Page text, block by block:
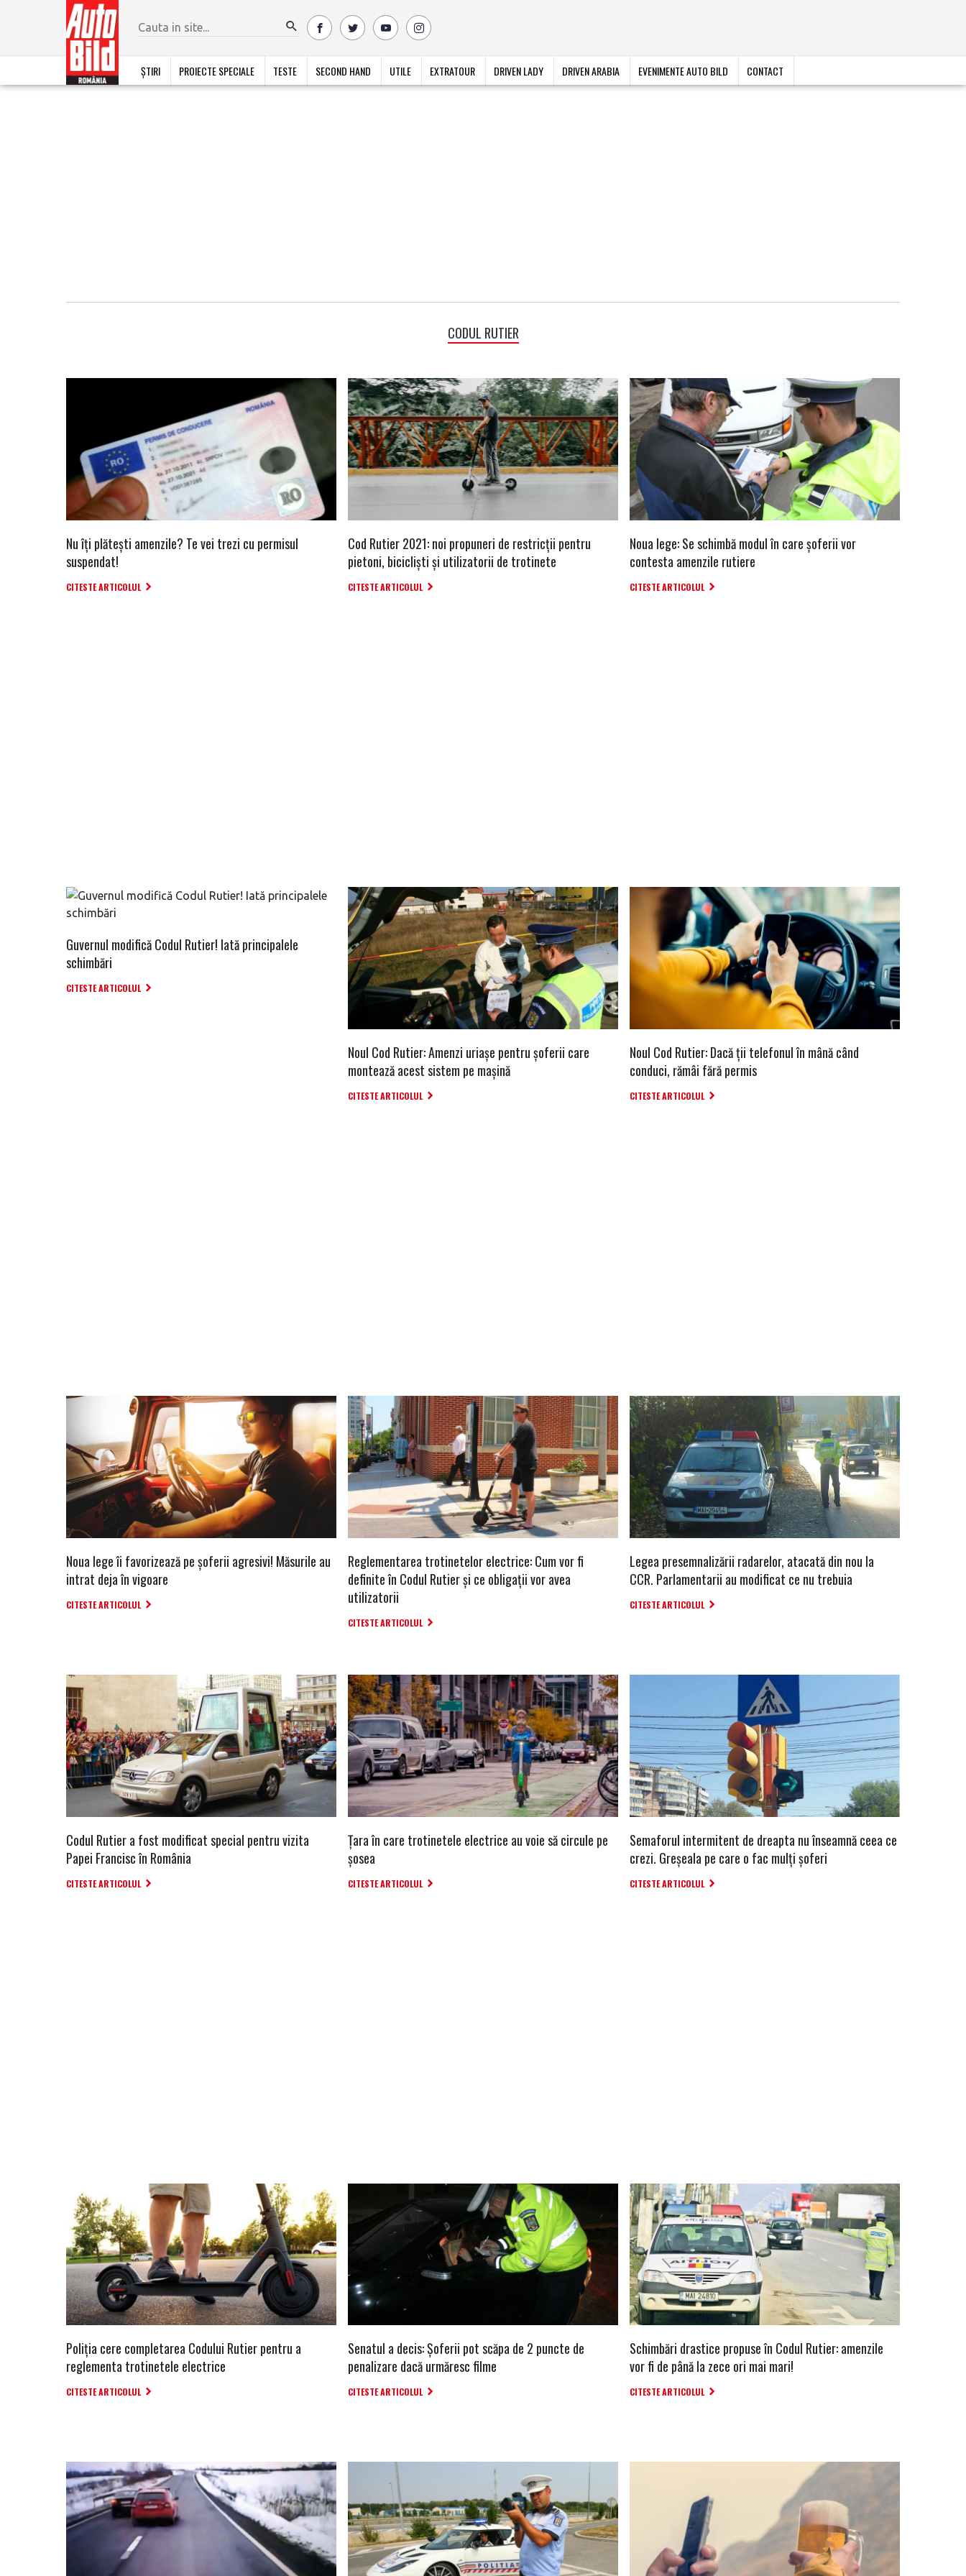
ȘTIRI PROIECTE SPECIALE TESTE SECOND HAND UTILE EXTRATOUR DRIVEN LADY DRIVEN ARABIA EVENIMENTE AUTO BILD CONTACT
CODUL RUTIER
Nu îți plătești amenzile? Te vei trezi cu permisul
suspendat!
CITESTE ARTICOLUL
Cod Rutier 2021: noi propuneri de restricții pentru
pietoni, bicicliști și utilizatorii de trotinete
CITESTE ARTICOLUL
Noua lege: Se schimbă modul în care șoferii vor
contesta amenzile rutiere
CITESTE ARTICOLUL
Guvernul modifică Codul Rutier! Iată principalele
schimbări
CITESTE ARTICOLUL
Noul Cod Rutier: Amenzi uriașe pentru șoferii care
montează acest sistem pe mașină
CITESTE ARTICOLUL
Noul Cod Rutier: Dacă ții telefonul în mână când
conduci, rămâi fără permis
CITESTE ARTICOLUL
Noua lege îi favorizează pe șoferii agresivi! Măsurile au
intrat deja în vigoare
CITESTE ARTICOLUL
Reglementarea trotinetelor electrice: Cum vor fi
definite în Codul Rutier și ce obligații vor avea
utilizatorii
CITESTE ARTICOLUL
Legea presemnalizării radarelor, atacată din nou la
CCR. Parlamentarii au modificat ce nu trebuia
CITESTE ARTICOLUL
Codul Rutier a fost modificat special pentru vizita
Papei Francisc în România
CITESTE ARTICOLUL
Țara în care trotinetele electrice au voie să circule pe
șosea
CITESTE ARTICOLUL
Semaforul intermitent de dreapta nu înseamnă ceea ce
crezi. Greșeala pe care o fac mulți șoferi
CITESTE ARTICOLUL
Poliția cere completarea Codului Rutier pentru a
reglementa trotinetele electrice
CITESTE ARTICOLUL
Senatul a decis: Șoferii pot scăpa de 2 puncte de
penalizare dacă urmăresc filme
CITESTE ARTICOLUL
Schimbări drastice propuse în Codul Rutier: amenzile
vor fi de până la zece ori mai mari!
CITESTE ARTICOLUL